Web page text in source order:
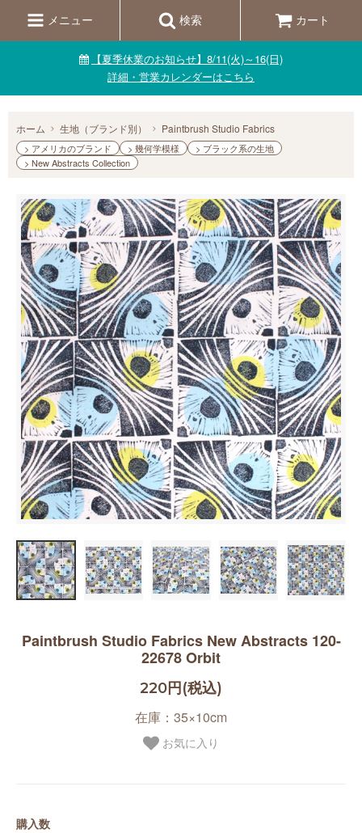
メニュー 検索 カート
【夏季休業のお知らせ】8/11(火)～16(日)
詳細・営業カレンダーはこちら
ホーム 生地（ブランド別） Paintbrush Studio Fabrics
> アメリカのブランド > 幾何学模様
> ブラック系の生地
> New Abstracts Collection
Paintbrush Studio Fabrics New Abstracts 120-
22678 Orbit
220円(税込)
在庫：35×10cm
お気に入り
購入数